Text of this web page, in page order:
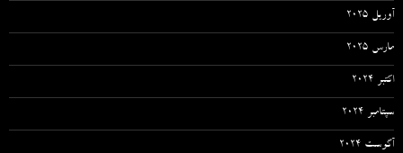
آوریل 2025
مارس 2025
اکتبر 2024
سپتامبر 2024
آگوست 2024